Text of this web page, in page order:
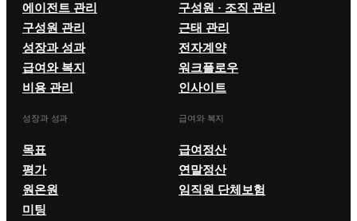
에이전트 관리
구성원 관리
성장과 성과
급여와 복지
비용 관리
구성원 · 조직 관리
근태 관리
전자계약
워크플로우
인사이트
성장과 성과
목표
평가
원온원
미팅
급여와 복지
급여정산
연말정산
임직원 단체보험